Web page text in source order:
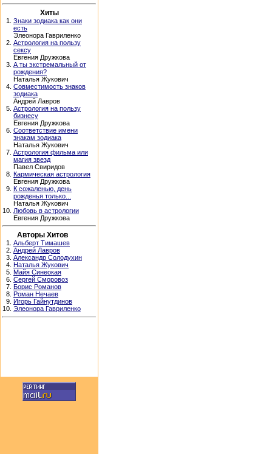
Хиты
1. Знаки зодиака как они
есть
Элеонора Гавриленко
2. Астрология на пользу
сексу
Евгения Дружкова
3. А ты экстремальный от
рождения?
Наталья Жукович
4. Совместимость знаков
зодиака
Андрей Лавров
5. Астрология на пользу
бизнесу
Евгения Дружкова
6. Соответствие имени
знакам зодиака
Наталья Жукович
7. Астрология фильма или
магия звезд
Павел Свиридов
8. Кармическая астрология
Евгения Дружкова
9. К сожаленью, день
рожденья только...
Наталья Жукович
10. Любовь в астрологии
Евгения Дружкова
Авторы Хитов
1. Альберт Тимашев
2. Андрей Лавров
3. Александр Солодухин
4. Наталья Жукович
5. Майя Синеокая
6. Сергей Сморовоз
7. Борис Романов
8. Роман Нечаев
9. Игорь Гайнутдинов
10. Элеонора Гавриленко